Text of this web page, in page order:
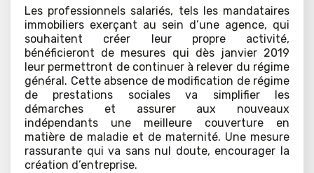
Les professionnels salariés, tels les mandataires
immobiliers exerçant au sein d’une agence, qui
souhaitent créer leur propre activité,
bénéficieront de mesures qui dès janvier 2019
leur permettront de continuer à relever du régime
général. Cette absence de modification de régime
de prestations sociales va simplifier les
démarches et assurer aux nouveaux
indépendants une meilleure couverture en
matière de maladie et de maternité. Une mesure
rassurante qui va sans nul doute, encourager la
création d’entreprise.